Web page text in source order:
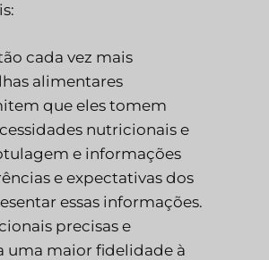
cada vez mais
alimentares
que eles tomem
nutricionais e
e informações
e expectativas dos
essas informações.
precisas e
uma maior fidelidade à